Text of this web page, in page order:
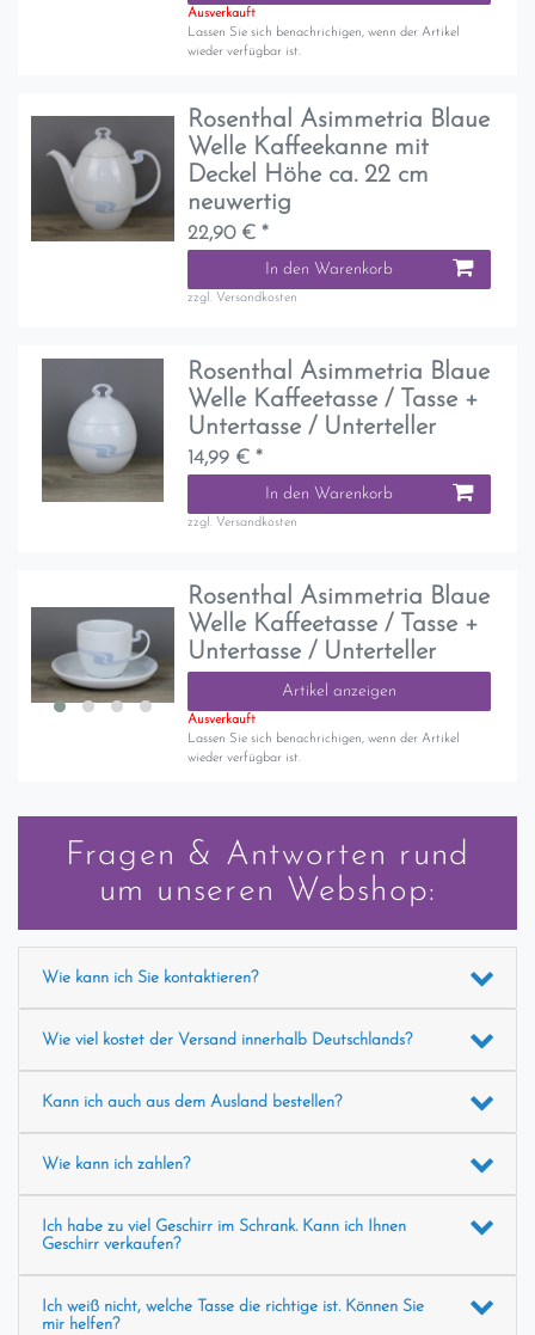
Ausverkauft
Lassen Sie sich benachrichigen, wenn der Artikel
wieder verfügbar ist.
Rosenthal Asimmetria Blaue
Welle Kaffeekanne mit
Deckel Höhe ca. 22 cm
neuwertig
22,90 € *
In den Warenkorb
zzgl. Versandkosten
Rosenthal Asimmetria Blaue
Welle Kaffeetasse / Tasse +
Untertasse / Unterteller
14,99 € *
In den Warenkorb
zzgl. Versandkosten
Rosenthal Asimmetria Blaue
Welle Kaffeetasse / Tasse +
Untertasse / Unterteller
Artikel anzeigen
Ausverkauft
Lassen Sie sich benachrichigen, wenn der Artikel
wieder verfügbar ist.
Fragen & Antworten rund
um unseren Webshop:
Wie kann ich Sie kontaktieren?
Wie viel kostet der Versand innerhalb Deutschlands?
Kann ich auch aus dem Ausland bestellen?
Wie kann ich zahlen?
Ich habe zu viel Geschirr im Schrank. Kann ich Ihnen
Geschirr verkaufen?
Ich weiß nicht, welche Tasse die richtige ist. Können Sie
mir helfen?